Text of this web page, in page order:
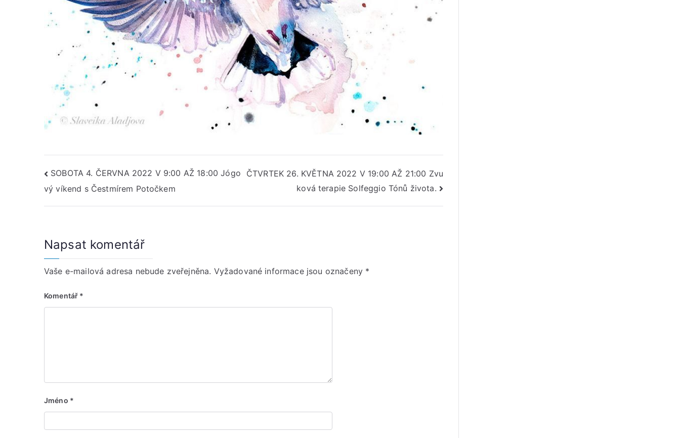
Navigace
pro
SOBOTA 4. ČERVNA 2022 V 9:00 AŽ 18:00 Jógo
vý víkend s Čestmírem Potočkem
ČTVRTEK 26. KVĚTNA 2022 V 19:00 AŽ 21:00 Zvu
ková terapie Solfeggio Tónů života.
Napsat komentář
Vaše e-mailová adresa nebude zveřejněna. Vyžadované informace jsou označeny *
Komentář *
Jméno *